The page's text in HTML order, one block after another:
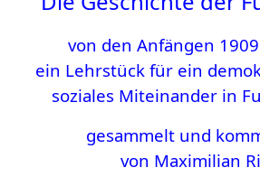
von den Anfängen
ein Lehrstück für ein
soziales Miteinander in
gesammelt und
von Maximilian